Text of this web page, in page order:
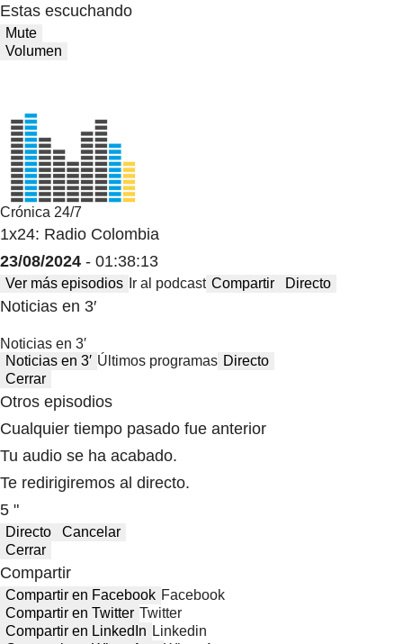
Estas escuchando
Mute
Volumen
Crónica 24/7
1x24: Radio Colombia
23/08/2024 - 01:38:13
Ver más episodios Ir al podcast Compartir Directo
Noticias en 3′
Noticias en 3′
Noticias en 3′ Últimos programas Directo
Cerrar
Otros episodios
Cualquier tiempo pasado fue anterior
Tu audio se ha acabado.
Te redirigiremos al directo.
5 "
Directo
Cancelar
Cerrar
Compartir
Compartir en Facebook Facebook
Compartir en Twitter Twitter
Compartir en LinkedIn Linkedin